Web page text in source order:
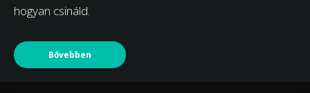
hogyan csináld.
Bővebben